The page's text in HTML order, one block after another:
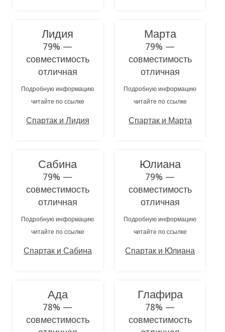
Лидия
79% —
совместимость
отличная
Подробную информацию
читайте по ссылке
Спартак и Лидия
Марта
79% —
совместимость
отличная
Подробную информацию
читайте по ссылке
Спартак и Марта
Сабина
79% —
совместимость
отличная
Подробную информацию
читайте по ссылке
Спартак и Сабина
Юлиана
79% —
совместимость
отличная
Подробную информацию
читайте по ссылке
Спартак и Юлиана
Ада
78% —
совместимость
Глафира
78% —
совместимость